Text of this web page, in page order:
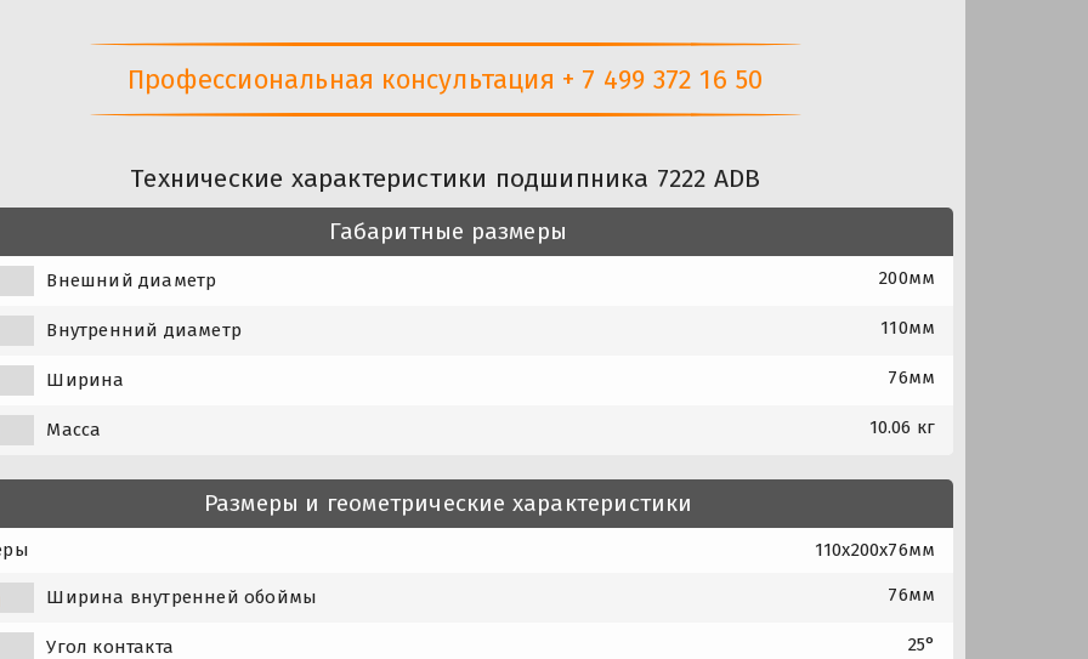
Профессиональная консультация + 7 499 372 16 50
Технические характеристики подшипника 7222 ADB
Габаритные размеры
Внешний диаметр 200мм
Внутренний диаметр 110мм
Ширина 76мм
Масса 10.06 кг
Размеры и геометрические характеристики
110x200x76мм
Ширина внутренней обоймы 76мм
Угол контакта 25°